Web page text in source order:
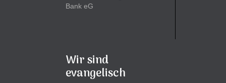
Bank eG
Wir sind
evangelisch